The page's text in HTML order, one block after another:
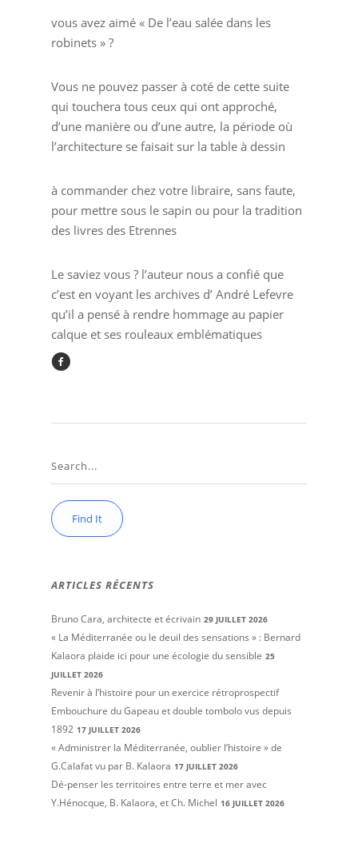
vous avez aimé « De l’eau salée dans les
robinets » ?
Vous ne pouvez passer à coté de cette suite
qui touchera tous ceux qui ont approché,
d’une manière ou d’une autre, la période où
l’architecture se faisait sur la table à dessin
à commander chez votre libraire, sans faute,
pour mettre sous le sapin ou pour la tradition
des livres des Etrennes
Le saviez vous ? l’auteur nous a confié que
c’est en voyant les archives d’ André Lefevre
qu’il a pensé à rendre hommage au papier
calque et ses rouleaux emblématiques
ARTICLES RÉCENTS
Bruno Cara, architecte et écrivain 29 JUILLET 2026
« La Méditerranée ou le deuil des sensations » : Bernard
Kalaora plaide ici pour une écologie du sensible 25
JUILLET 2026
Revenir à l’histoire pour un exercice rétroprospectif
Embouchure du Gapeau et double tombolo vus depuis
1892 17 JUILLET 2026
« Administrer la Méditerranée, oublier l’histoire » de
G.Calafat vu par B. Kalaora 17 JUILLET 2026
Dé-penser les territoires entre terre et mer avec
Y.Hénocque, B. Kalaora, et Ch. Michel 16 JUILLET 2026